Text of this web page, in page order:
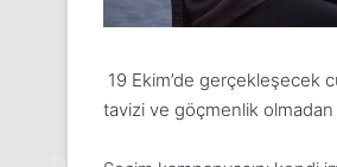
19 Ekim’de gerçekleşecek
tavizi ve göçmenlik